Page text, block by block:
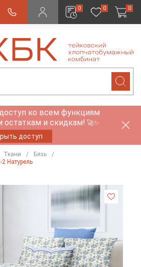
0 0 0
ко всем функциям
остаткам и скидкам! 🚀✨
доступ
Ткани
Бязь
Натурель